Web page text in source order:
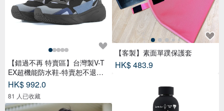
【錯過不再 特賣區】台灣製V-T
EX超機能防水鞋-特賣恕不退換
貨
HK$ 992.0
81 人已收藏
【客製】素面單蹼保護套
HK$ 483.9